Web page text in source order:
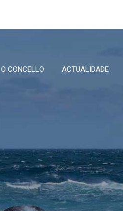
O CONCELLO ACTUALIDADE